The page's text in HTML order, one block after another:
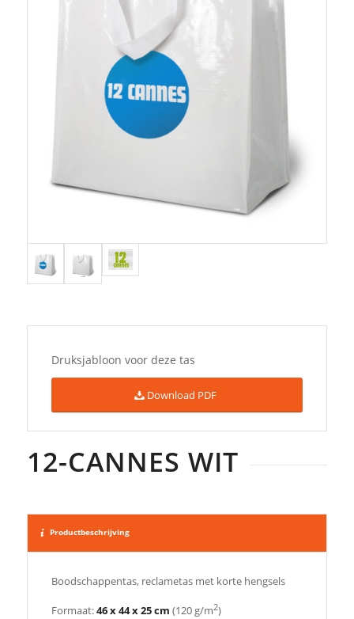
Druksjabloon voor deze tas
Download PDF
12-CANNES WIT
Productbeschrijving
Boodschappentas, reclametas met korte hengsels
Formaat:46 x 44 x 25 cm (120 g/m2)